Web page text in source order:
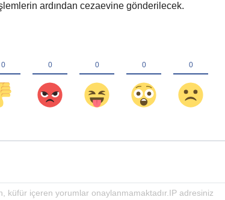
ardından cezaevine gönderilecek.